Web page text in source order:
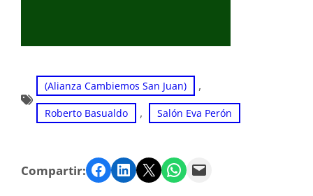
(Alianza Cambiemos San Juan) ,
Roberto Basualdo , Salón Eva Perón
Compartir: Facebook LinkedIn Twitter WhatsApp Email